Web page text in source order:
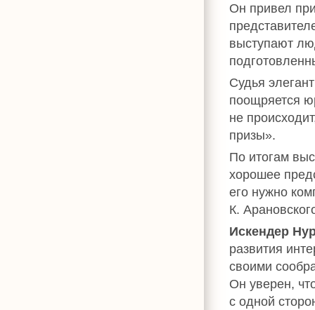
Он привел
выступают
Судья
поощряется
не
призы».
По итогам
хорошее
его нужно
К.
Искендер
развития
своими
Он уверен,
с одной